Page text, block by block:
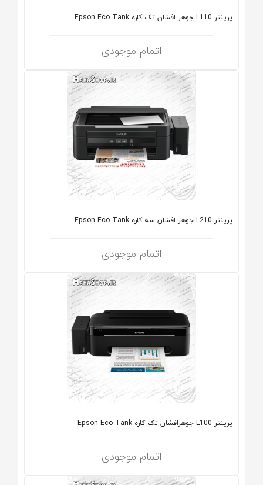
پرینتر L110 جوهر افشان تک کاره Epson Eco Tank
اتمام موجودی
پرینتر L210 جوهر افشان سه کاره Epson Eco Tank
اتمام موجودی
پرینتر L100 جوهرافشان تک کاره Epson Eco Tank
اتمام موجودی